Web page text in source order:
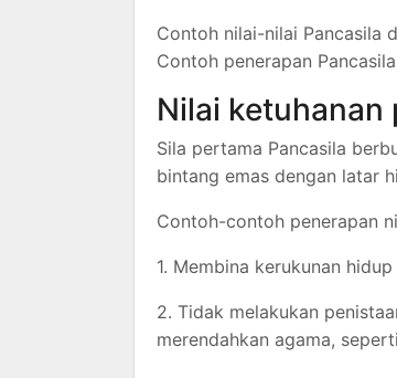
Contoh nilai-nilai Pancasila
Contoh penerapan
Nilai ketuhanan
Sila pertama Pancasila
bintang emas dengan latar
Contoh-contoh penerapan
1. Membina kerukunan
2. Tidak melakukan
merendahkan agama,